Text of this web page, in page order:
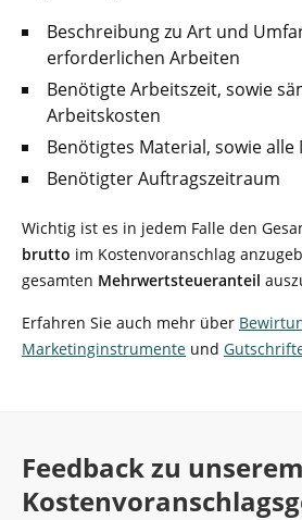
Beschreibung zu Art und
erforderlichen Arbeiten
Benötigte Arbeitszeit, sowie
Arbeitskosten
Benötigtes Material, sowie
Benötigter Auftragszeitraum
Wichtig ist es in jedem Falle den
brutto im Kostenvoranschlag
gesamten Mehrwertsteueranteil
Erfahren Sie auch mehr über
Marketinginstrumente und
Feedback zu unserem